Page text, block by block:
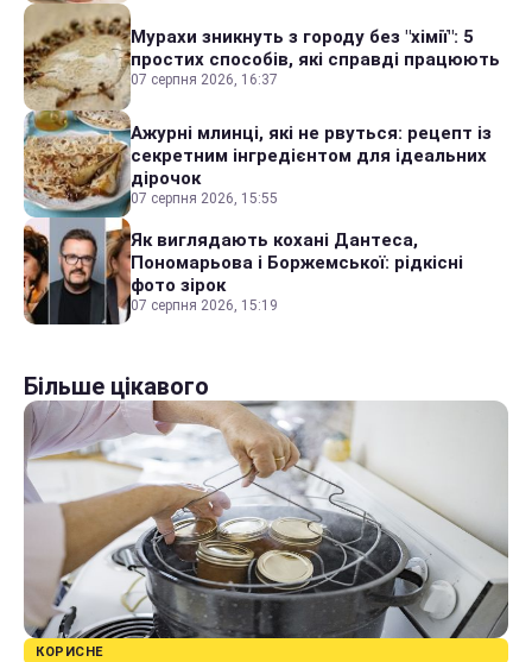
Мурахи зникнуть з городу без "хімії": 5
простих способів, які справді працюють
07 серпня 2026, 16:37
Ажурні млинці, які не рвуться: рецепт із
секретним інгредієнтом для ідеальних
дірочок
07 серпня 2026, 15:55
Як виглядають кохані Дантеса,
Пономарьова і Боржемської: рідкісні
фото зірок
07 серпня 2026, 15:19
Більше цікавого
КОРИСНЕ